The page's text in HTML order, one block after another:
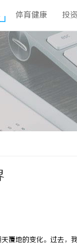
体育健康 投
覆地的变化。过去